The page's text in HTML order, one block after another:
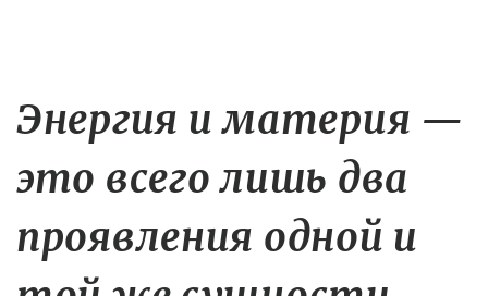
Энергия и материя —
это всего лишь два
проявления одной и